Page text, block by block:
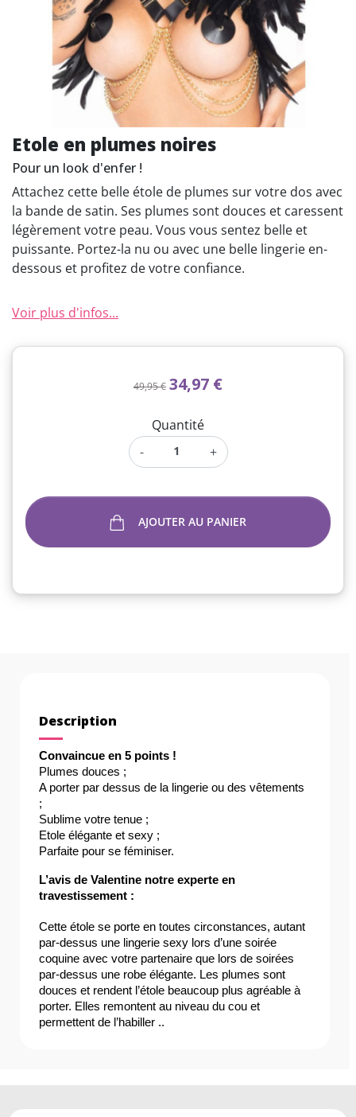
Etole en plumes noires
Pour un look d'enfer !
Attachez cette belle étole de plumes sur votre dos avec
la bande de satin. Ses plumes sont douces et caressent
légèrement votre peau. Vous vous sentez belle et
puissante. Portez-la nu ou avec une belle lingerie en-
dessous et profitez de votre confiance.
Voir plus d'infos...
49,95 € 34,97 €
Quantité
-
+
AJOUTER AU PANIER
Description
Convaincue en 5 points !
Plumes douces ;
A porter par dessus de la lingerie ou des vêtements
;
Sublime votre tenue ;
Etole élégante et sexy ;
Parfaite pour se féminiser.
L’avis de Valentine notre experte en
travestissement :
Cette étole se porte en toutes circonstances, autant
par-dessus une lingerie sexy lors d’une soirée
coquine avec votre partenaire que lors de soirées
par-dessus une robe élégante. Les plumes sont
douces et rendent l’étole beaucoup plus agréable à
porter. Elles remontent au niveau du cou et
permettent de l’habiller ..